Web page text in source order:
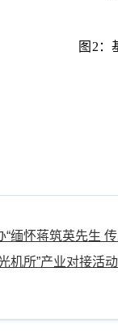
图 2 ：
“缅怀蒋筑英先生
机所”产业对接活